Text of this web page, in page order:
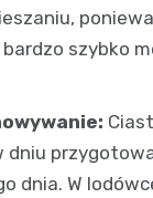
szybko
dniu
dnia. W